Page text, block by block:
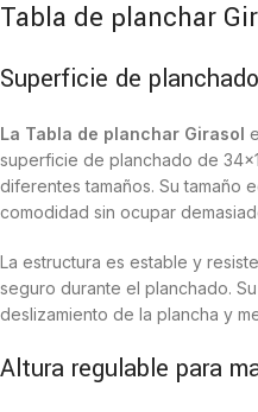
Tabla de planchar
Superficie de
La Tabla de planchar Girasol
superficie de planchado de
diferentes tamaños. Su tamaño
comodidad sin ocupar
La estructura es estable y
seguro durante el planchado.
deslizamiento de la plancha y
Altura regulable para